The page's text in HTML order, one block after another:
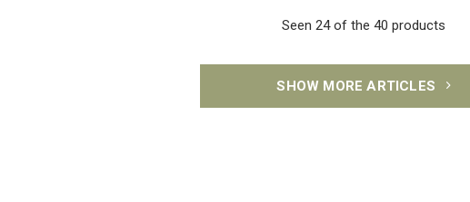
Seen 24 of the 40 products
SHOW MORE ARTICLES